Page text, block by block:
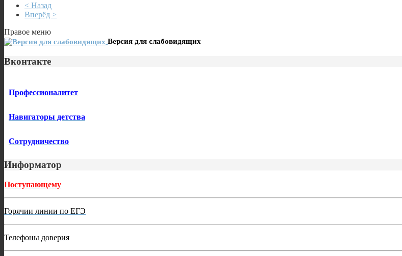
< Назад
Вперёд >
Правое меню
Версия для слабовидящих
Вконтакте
Профессионалитет
Навигаторы детства
Сотрудничество
Информатор
Поступающему
Горячии линии по ЕГЭ
Телефоны доверия